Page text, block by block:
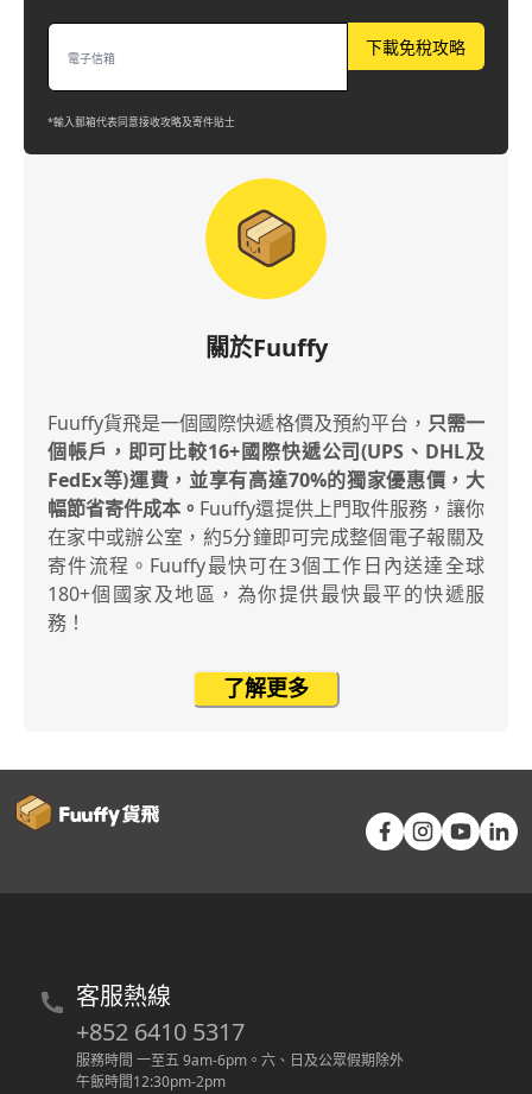
關於Fuuffy
Fuuffy貨飛是一個國際快遞格價及預約平台， 只需一
個帳戶，即可比較16+國際快遞公司(UPS、DHL及
FedEx等)運費，並享有高達70%的獨家優惠價，大
幅節省寄件成本。 Fuuffy還提供上門取件服務，讓你
在家中或辦公室，約5分鐘即可完成整個電子報關及
寄件流程。Fuuffy最快可在3個工作日內送達全球
180+個國家及地區，為你提供最快最平的快遞服
務！
了解更多
下載免稅攻略
*輸入郵箱代表同意接收攻略及寄件貼士
客服熱線
+852 6410 5317
服務時間 一至五 9am-6pm 。 六、日及公眾假期除外
午飯時間12:30pm-2pm